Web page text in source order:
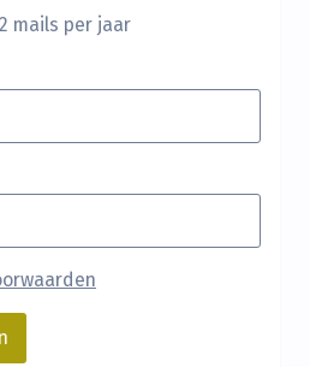
mails per jaar